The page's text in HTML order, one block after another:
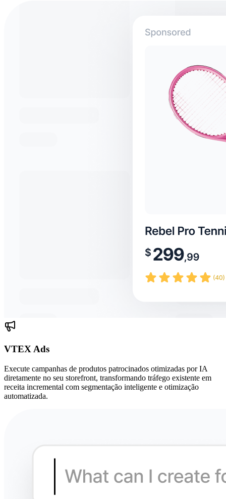
VTEX Ads
Execute campanhas de produtos patrocinados otimizadas por IA
diretamente no seu storefront, transformando tráfego existente em
receita incremental com segmentação inteligente e otimização
automatizada.